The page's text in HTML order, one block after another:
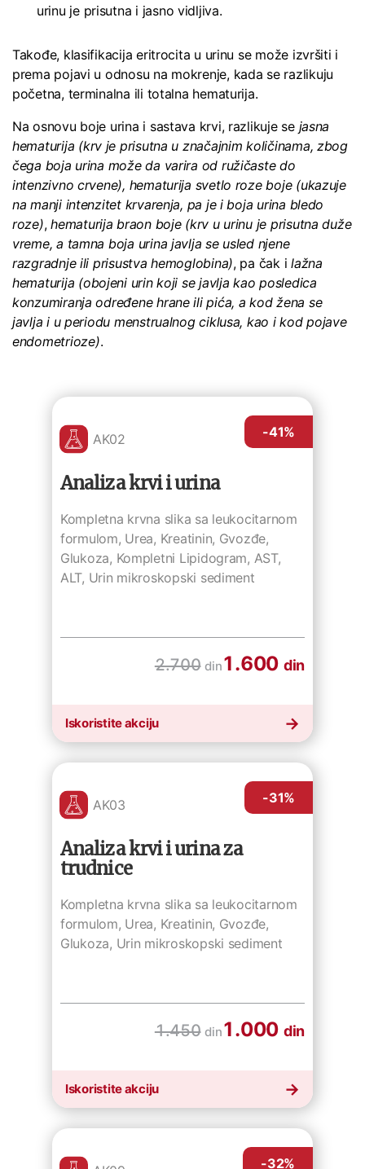
urinu je prisutna i jasno vidljiva.
Takođe, klasifikacija eritrocita u urinu se može izvršiti i
prema pojavi u odnosu na mokrenje, kada se razlikuju
početna, terminalna ili totalna hematurija.
Na osnovu boje urina i sastava krvi, razlikuje se jasna
hematurija (krv je prisutna u značajnim količinama, zbog
čega boja urina može da varira od ružičaste do
intenzivno crvene), hematurija svetlo roze boje(ukazuje
na manji intenzitet krvarenja, pa je i boja urina bledo
roze),hematurija braon boje(krv u urinu je prisutna duže
vreme, a tamna boja urina javlja se usled njene
razgradnje ili prisustva hemoglobina), pa čak ilažna
hematurija (obojeni urin koji se javlja kao posledica
konzumiranja određene hrane ili pića, a kod žena se
javlja i u periodu menstrualnog ciklusa, kao i kod pojave
endometrioze).
AK02
Analiza krvi i urina
Kompletna krvna slika sa leukocitarnom
formulom, Urea, Kreatinin, Gvozđe,
Glukoza, Kompletni Lipidogram, AST,
ALT, Urin mikroskopski sediment
-41%
2.700 din1.600 din
Iskoristite akciju
AK03
Analiza krvi i urina za
trudnice
Kompletna krvna slika sa leukocitarnom
formulom, Urea, Kreatinin, Gvozđe,
Glukoza, Urin mikroskopski sediment
-31%
1.450 din1.000 din
Iskoristite akciju
-32%